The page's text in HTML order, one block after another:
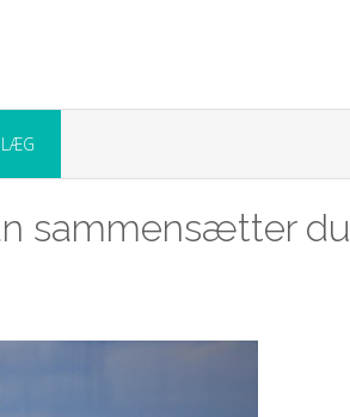
sammensætter du